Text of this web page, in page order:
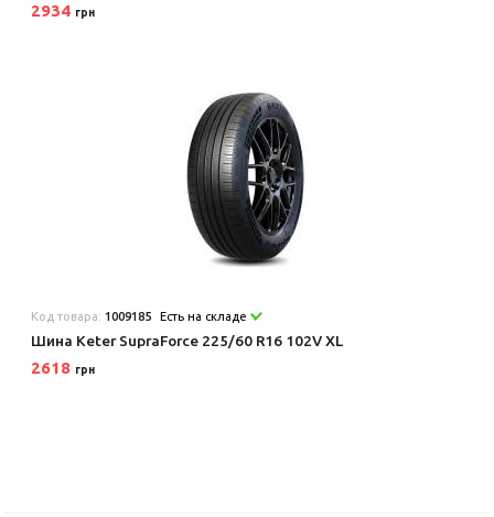
2934 грн
Код товара: 1009185 Есть на складе
Шина Keter SupraForce 225/60 R16 102V XL
2618 грн